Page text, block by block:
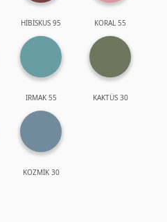
HİBİSKUS 95 KORAL 55
IRMAK 55 KAKTÜS 30
KOZMİK 30